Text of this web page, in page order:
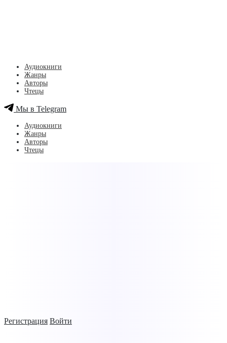
Регистрация Войти
Аудиокниги
Жанры
Авторы
Чтецы
Мы в Telegram
Аудиокниги
Жанры
Авторы
Чтецы